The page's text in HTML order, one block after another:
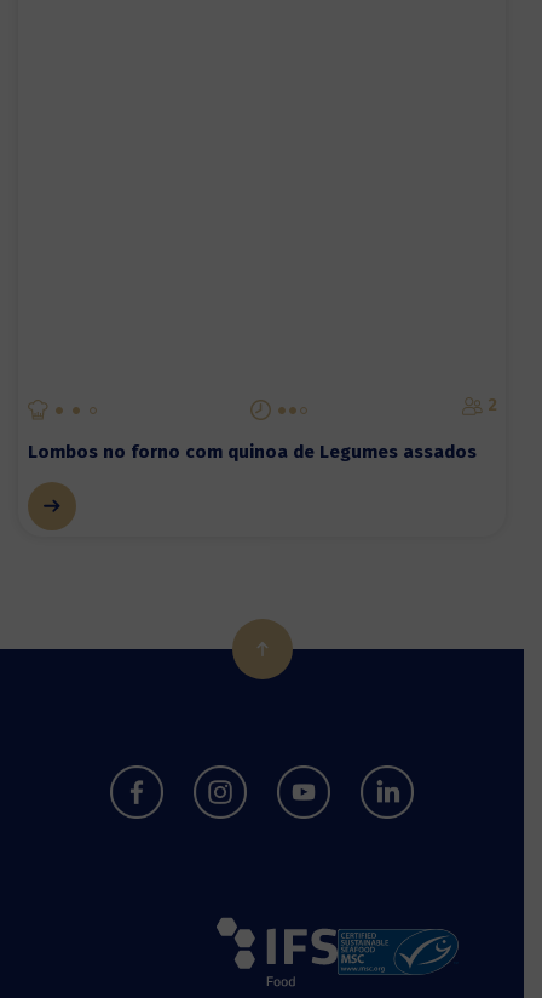
2
Lombos no forno com quinoa de Legumes assados